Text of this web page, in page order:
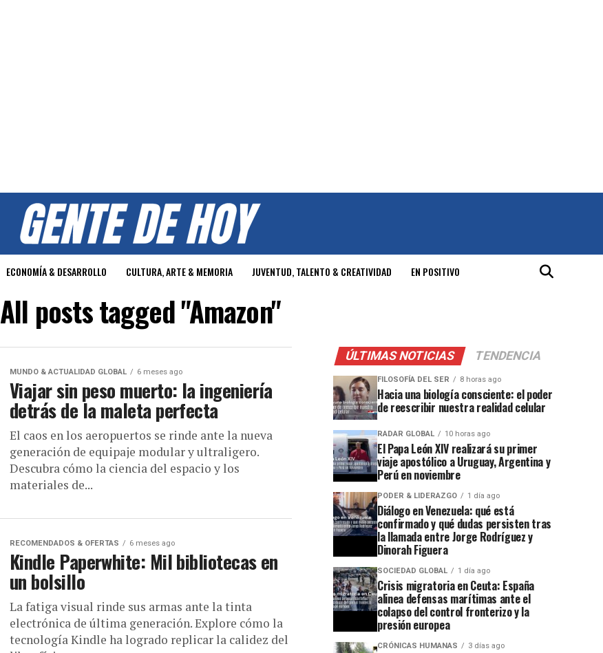
ECONOMÍA & DESARROLLO CULTURA, ARTE & MEMORIA JUVENTUD, TALENTO & CREATIVIDAD EN POSITIVO
All posts tagged "Amazon"
MUNDO & ACTUALIDAD GLOBAL 6 meses ago
Viajar sin peso muerto: la ingeniería
detrás de la maleta perfecta
El caos en los aeropuertos se rinde ante la nueva
generación de equipaje modular y ultraligero.
Descubra cómo la ciencia del espacio y los
materiales de...
RECOMENDADOS & OFERTAS 6 meses ago
Kindle Paperwhite: Mil bibliotecas en
un bolsillo
La fatiga visual rinde sus armas ante la tinta
electrónica de última generación. Explore cómo la
tecnología Kindle ha logrado replicar la calidez del
ÚLTIMAS NOTICIAS TENDENCIA
FILOSOFÍA DEL SER 8 horas ago
Hacia una biología consciente: el poder
de reescribir nuestra realidad celular
RADAR GLOBAL 10 horas ago
El Papa León XIV realizará su primer
viaje apostólico a Uruguay, Argentina y
Perú en noviembre
PODER & LIDERAZGO 1 día ago
Diálogo en Venezuela: qué está
confirmado y qué dudas persisten tras
la llamada entre Jorge Rodríguez y
Dinorah Figuera
SOCIEDAD GLOBAL 1 día ago
Crisis migratoria en Ceuta: España
alinea defensas marítimas ante el
colapso del control fronterizo y la
presión europea
CRÓNICAS HUMANAS 3 días ago